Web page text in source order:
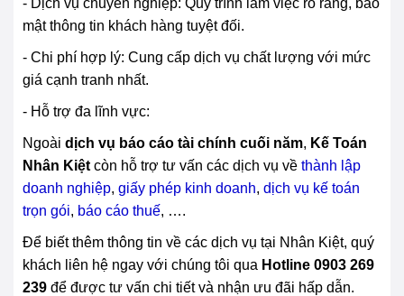
- Dịch vụ chuyên nghiệp: Quy trình làm việc rõ ràng, bảo
mật thông tin khách hàng tuyệt đối.
- Chi phí hợp lý: Cung cấp dịch vụ chất lượng với mức
giá cạnh tranh nhất.
- Hỗ trợ đa lĩnh vực:
Ngoài dịch vụ báo cáo tài chính cuối năm, Kế Toán
Nhân Kiệt còn hỗ trợ tư vấn các dịch vụ về thành lập
doanh nghiệp, giấy phép kinh doanh, dịch vụ kế toán
trọn gói, báo cáo thuế, ….
Để biết thêm thông tin về các dịch vụ tại Nhân Kiệt, quý
khách liên hệ ngay với chúng tôi qua Hotline 0903 269
239 để được tư vấn chi tiết và nhận ưu đãi hấp dẫn.